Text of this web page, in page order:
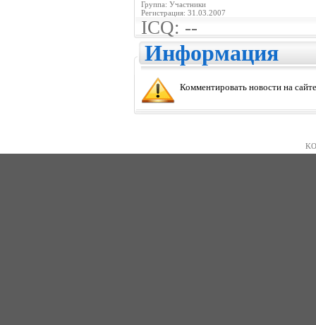
Группа: Участники
Регистрация: 31.03.2007
ICQ: --
Информация
Комментировать новости на